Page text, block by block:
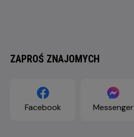
ZAPROŚ ZNAJOMYCH
Facebook Messenger